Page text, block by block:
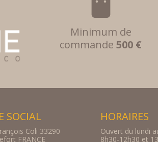
Minimum de
commande500 €
SOCIAL
Coli 33290
FRANCE
HORAIRES
Ouvert du lundi
8h30-12h30 et